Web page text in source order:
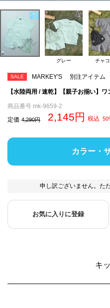
グレー チャ
SALE MARKEY'S 別注アイテム
【水陸両用 / 速乾】【親子お揃い】
商品番号 mk-9659-2
定価 4,290 2,145 税込
カラー・
申し訳ございません。た
お気に入りに登録
キ